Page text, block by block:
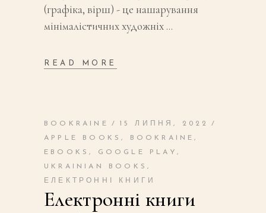
(графіка, вірш) - це нашарування
мінімалістичних художніх
READ MORE
BOOKRAINE
15 ЛИПНЯ, 2022
APPLE BOOKS, BOOKRAINE,
EBOOKS, GOOGLE PLAY ,
UKRAINIAN BOOKS ,
ЕЛЕКТРОННІ КНИГИ
Електронні книги